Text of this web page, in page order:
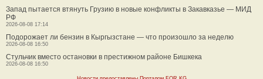
Запад пытается втянуть Грузию в новые конфликты в Закавказье — МИД
РФ
2026-08-08 17:14
Подорожает ли бензин в Кыргызстане — что произошло за неделю
2026-08-08 16:50
Стульчик вместо остановки в престижном районе Бишкека
2026-08-08 16:50